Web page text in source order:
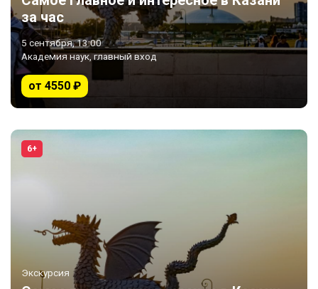
за час
5 сентября, 13:00
Академия наук, главный вход
от 4550 ₽
6+
Экскурсия